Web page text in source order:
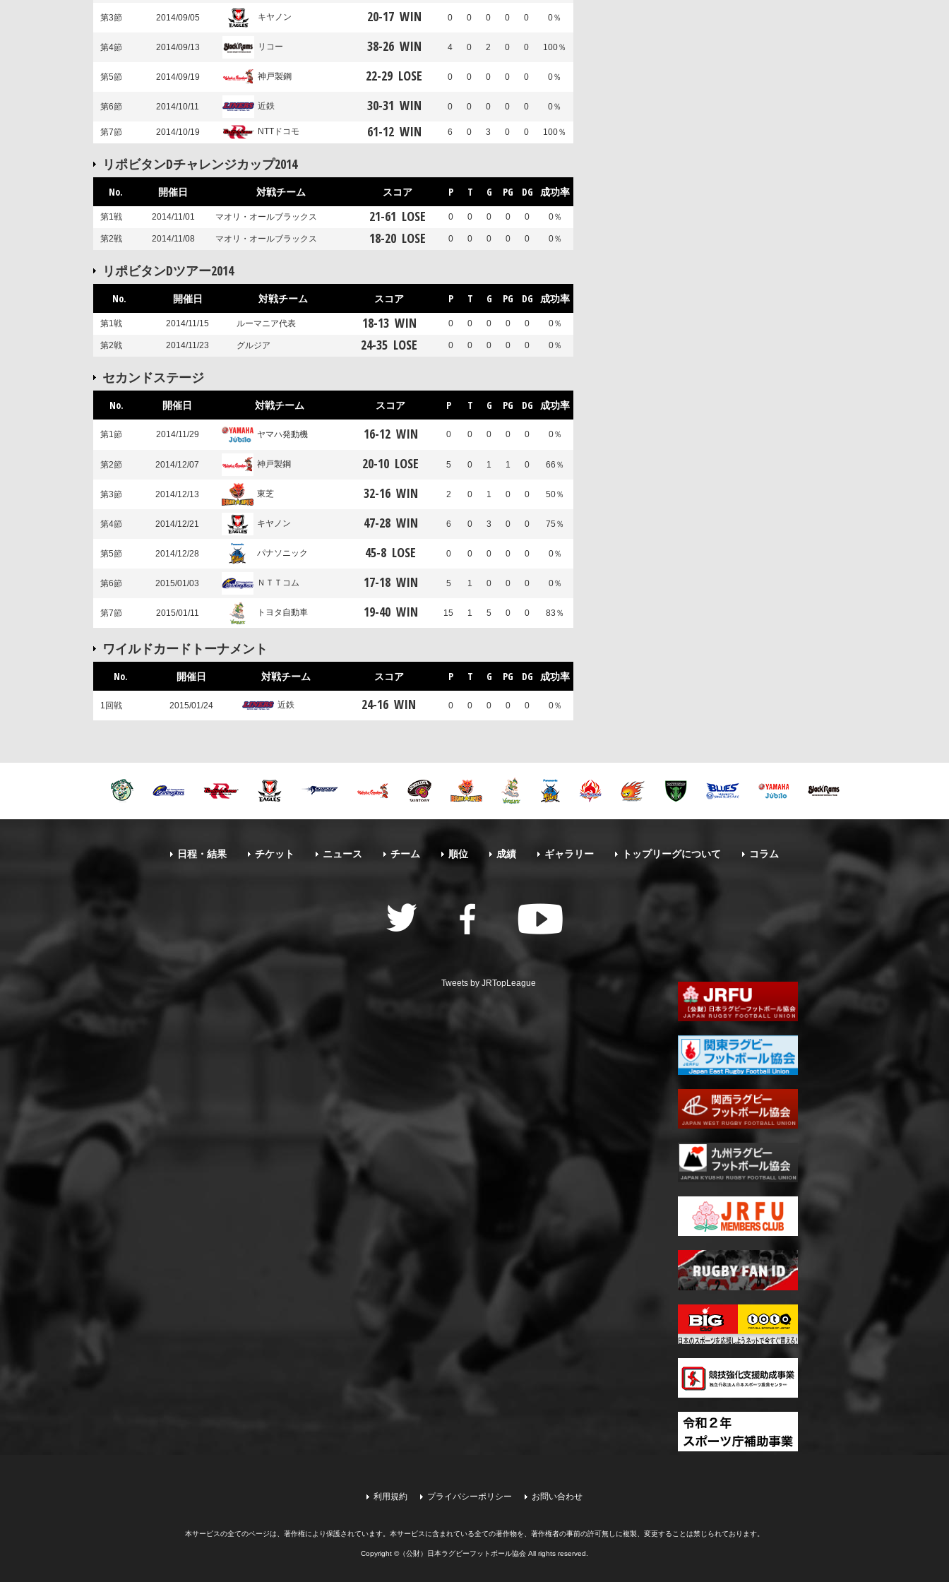
第3節 2014/09/05 キヤノン 20-17 WIN 0 0 0 0 0 0％
第4節 2014/09/13 リコー 38-26 WIN 4 0 2 0 0 100％
第5節 2014/09/19 神戸製鋼 22-29 LOSE 0 0 0 0 0 0％
第6節 2014/10/11 近鉄 30-31 WIN 0 0 0 0 0 0％
第7節 2014/10/19 NTTドコモ 61-12 WIN 6 0 3 0 0 100％
リポビタンDチャレンジカップ2014
No. 開催日 対戦チーム スコア P T G PG DG 成功率
第1戦 2014/11/01 マオリ・オールブラックス 21-61 LOSE 0 0 0 0 0 0％
第2戦 2014/11/08 マオリ・オールブラックス 18-20 LOSE 0 0 0 0 0 0％
リポビタンDツアー2014
No. 開催日 対戦チーム スコア P T G PG DG 成功率
第1戦 2014/11/15 ルーマニア代表 18-13 WIN 0 0 0 0 0 0％
第2戦 2014/11/23 グルジア 24-35 LOSE 0 0 0 0 0 0％
セカンドステージ
No. 開催日 対戦チーム スコア P T G PG DG 成功率
第1節 2014/11/29 ヤマハ発動機 16-12 WIN 0 0 0 0 0 0％
第2節 2014/12/07 神戸製鋼 20-10 LOSE 5 0 1 1 0 66％
第3節 2014/12/13 東芝 32-16 WIN 2 0 1 0 0 50％
第4節 2014/12/21 キヤノン 47-28 WIN 6 0 3 0 0 75％
第5節 2014/12/28 パナソニック 45-8 LOSE 0 0 0 0 0 0％
第6節 2015/01/03 ＮＴＴコム 17-18 WIN 5 1 0 0 0 0％
第7節 2015/01/11 トヨタ自動車 19-40 WIN 15 1 5 0 0 83％
ワイルドカードトーナメント
No. 開催日 対戦チーム スコア P T G PG DG 成功率
1回戦 2015/01/24 近鉄 24-16 WIN 0 0 0 0 0 0％
日程・結果 チケット ニュース チーム 順位 成績 ギャラリー トップリーグについて コラム
Tweets by JRTopLeague
利用規約 プライバシーポリシー お問い合わせ
本サービスの全てのページは、著作権により保護されています。 本サービスに含まれている全ての著作物を、著作権者の事前の許可無しに複製、変更することは禁じられております。
Copyright ©（公財）日本ラグビーフットボール協会 All rights reserved.